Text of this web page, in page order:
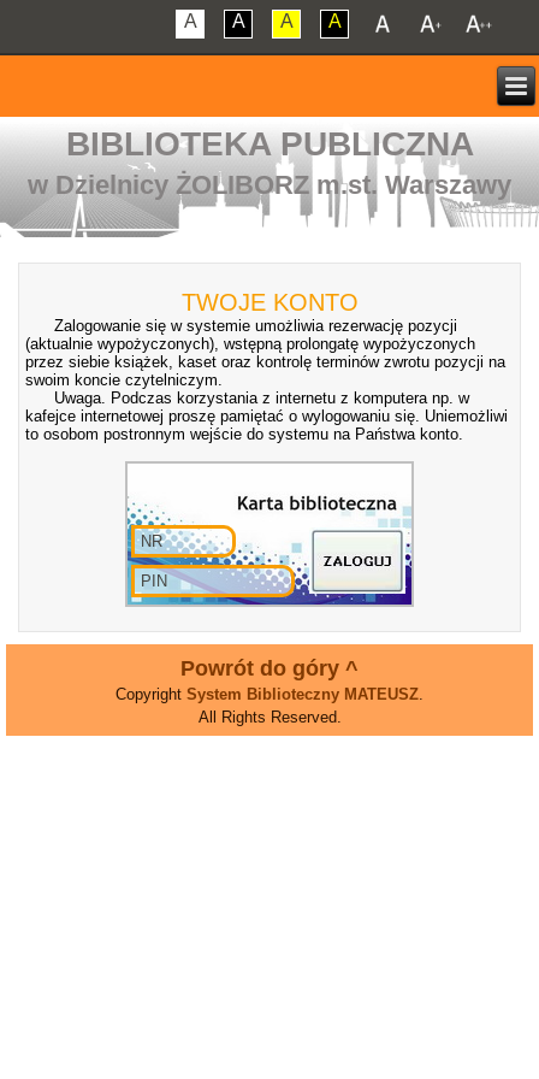
A A A A
BIBLIOTEKA PUBLICZNA
w Dzielnicy ŻOLIBORZ m.st. Warszawy
TWOJE KONTO
Zalogowanie się w systemie umożliwia rezerwację pozycji
(aktualnie wypożyczonych), wstępną prolongatę wypożyczonych
przez siebie książek, kaset oraz kontrolę terminów zwrotu pozycji na
swoim koncie czytelniczym.
Uwaga. Podczas korzystania z internetu z komputera np. w
kafejce internetowej proszę pamiętać o wylogowaniu się. Uniemożliwi
to osobom postronnym wejście do systemu na Państwa konto.
Powrót do góry ^
Copyright System Biblioteczny MATEUSZ
All Rights Reserved.